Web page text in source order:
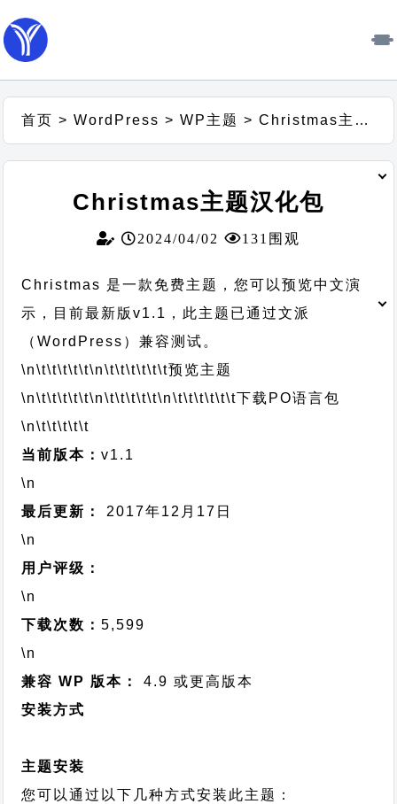
首页 >WordPress >WP主题 >Christmas主题汉化包
Christmas主题汉化包
2024/04/02 131围观
Christmas 是一款免费主题，您可以预览中文演
示，目前最新版v1.1，此主题已通过文派
（WordPress）兼容测试。
\n\t\t\t\t\t\n\t\t\t\t\t\t预览主题
\n\t\t\t\t\t\n\t\t\t\t\t\n\t\t\t\t\t\t下载PO语言包
\n\t\t\t\t\t
当前版本：v1.1
\n
最后更新：
2017年12月17日
\n
用户评级：
\n
下载次数：5,599
\n
兼容 WP 版本：
4.9 或更高版本
安装方式
主题安装
您可以通过以下几种方式安装此主题：